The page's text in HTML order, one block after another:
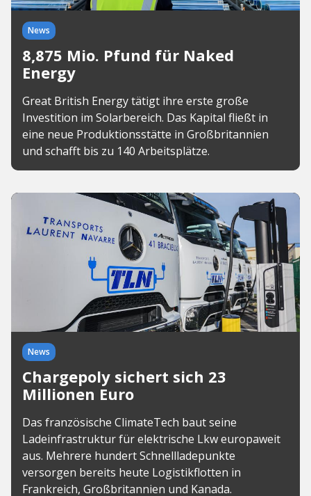
News
8,875 Mio. Pfund für Naked
Energy
Great British Energy tätigt ihre erste große
Investition im Solarbereich. Das Kapital fließt in
eine neue Produktionsstätte in Großbritannien
und schafft bis zu 140 Arbeitsplätze.
News
Chargepoly sichert sich 23
Millionen Euro
Das französische ClimateTech baut seine
Ladeinfrastruktur für elektrische Lkw europaweit
aus. Mehrere hundert Schnellladepunkte
versorgen bereits heute Logistikflotten in
Frankreich, Großbritannien und Kanada.